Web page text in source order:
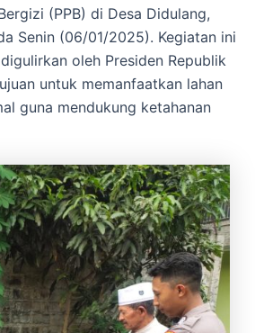
(PPB) di Desa Didulang,
Senin (06/01/2025). Kegiatan ini
oleh Presiden Republik
untuk memanfaatkan lahan
guna mendukung ketahanan